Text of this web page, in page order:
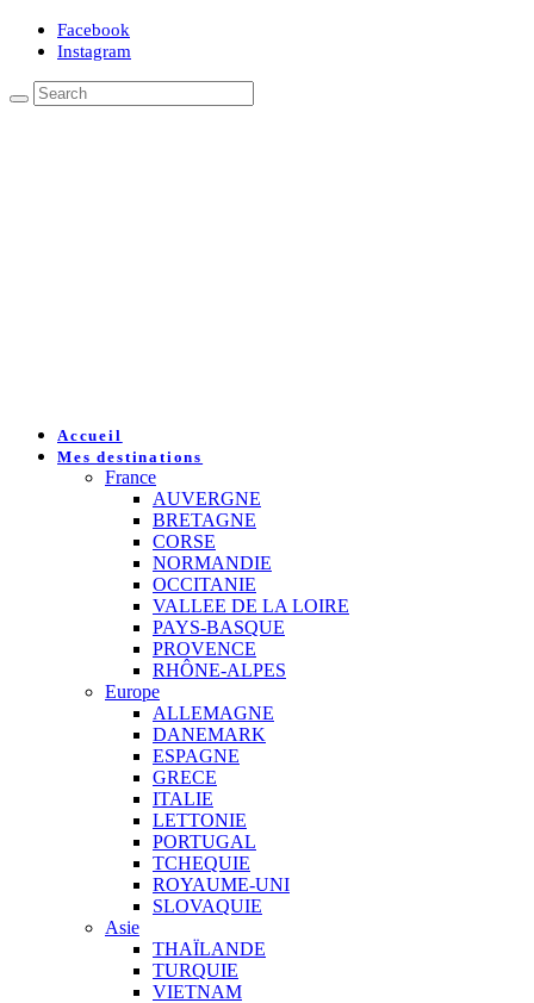
Facebook
Instagram
Accueil
Mes destinations
France
AUVERGNE
BRETAGNE
CORSE
NORMANDIE
OCCITANIE
VALLEE DE LA LOIRE
PAYS-BASQUE
PROVENCE
RHÔNE-ALPES
Europe
ALLEMAGNE
DANEMARK
ESPAGNE
GRECE
ITALIE
LETTONIE
PORTUGAL
TCHEQUIE
ROYAUME-UNI
SLOVAQUIE
Asie
THAÏLANDE
TURQUIE
VIETNAM